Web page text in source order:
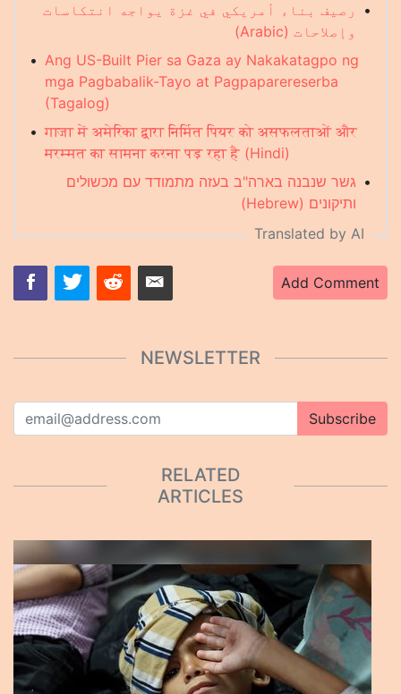
•
رصيف بناء أمريكي في غزة يواجه انتكاسات
وإصلاحات (Arabic)
• Ang US-Built Pier sa Gaza ay Nakakatagpo ng
mga Pagbabalik-Tayo at Pagpaparereserba
(Tagalog)
• गाजा में अमेरिका द्वारा निर्मित पियर को असफलताओं और
मरम्मत का सामना करना पड़ रहा है (Hindi)
• גשר שנבנה בארה"ב בעזה מתמודד עם מכשולים
ותיקונים (Hebrew)
Translated by AI
Add Comment
NEWSLETTER
Subscribe
RELATED
ARTICLES